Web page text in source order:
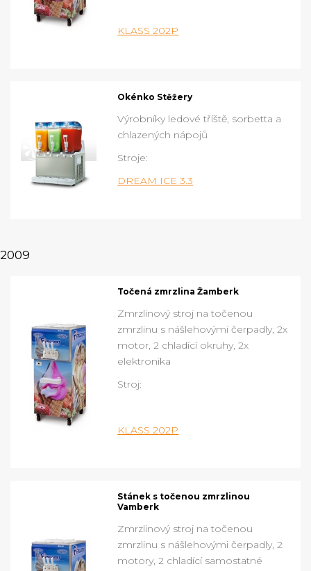
KLASS 202P
Okénko Stěžery
Výrobníky ledové tříště, sorbetta a
chlazených nápojů
Stroje:
DREAM ICE 3.3
2009
Točená zmrzlina Žamberk
Zmrzlinový stroj na točenou
zmrzlinu s nášlehovými čerpadly, 2x
motor, 2 chladící okruhy, 2x
elektronika
Stroj:
KLASS 202P
Stánek s točenou zmrzlinou
Vamberk
Zmrzlinový stroj na točenou
zmrzlinu s nášlehovými čerpadly, 2
motory, 2 chladící samostatné